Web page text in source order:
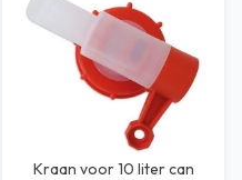
Kraan voor 10 liter can